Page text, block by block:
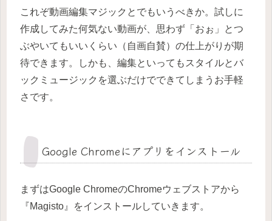
これぞ動画編集マジックとでもいうべきか。試しに
作成してみた何気ない動画が、思わず「おぉ」とつ
ぶやいてもいいくらい（自画自賛）の仕上がりが期
待できます。しかも、編集といってもスタイルとバ
ックミュージックを選ぶだけでできてしまうお手軽
さです。
Google Chromeにアプリをインストール
まずはGoogle ChromeのChromeウェブストアから
『Magisto』をインストールしていきます。